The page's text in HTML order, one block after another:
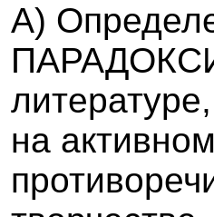
A)
на